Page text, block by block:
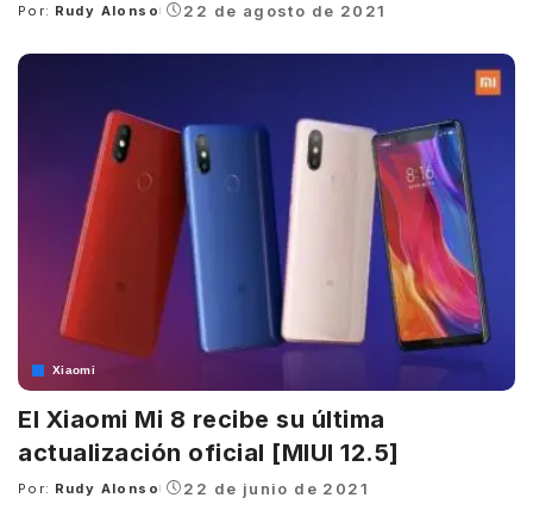
Posted
Por: Rudy Alonso 22 de agosto de 2021
Xiaomi
El Xiaomi Mi 8 recibe su última
actualización oficial [MIUI 12.5]
Posted
Por: Rudy Alonso 22 de junio de 2021